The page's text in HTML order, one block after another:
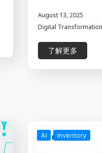
August 13, 2025
Digital Transformation
了解更多
AI Inventory